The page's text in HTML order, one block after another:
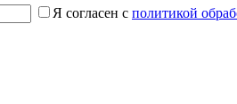
Я согласен с политикой